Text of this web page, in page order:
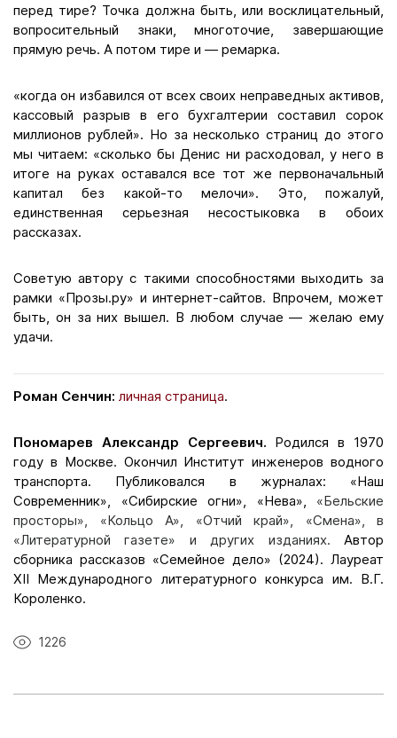
перед тире? Точка должна быть, или восклицательный,
вопросительный знаки, многоточие, завершающие
прямую речь. А потом тире и — ремарка.
«когда он избавился от всех своих неправедных активов,
кассовый разрыв в его бухгалтерии составил сорок
миллионов рублей». Но за несколько страниц до этого
мы читаем: «сколько бы Денис ни расходовал, у него в
итоге на руках оставался все тот же первоначальный
капитал без какой-то мелочи». Это, пожалуй,
единственная серьезная несостыковка в обоих
рассказах.
Советую автору с такими способностями выходить за
рамки «Прозы.ру» и интернет-сайтов. Впрочем, может
быть, он за них вышел. В любом случае — желаю ему
удачи.
Роман Сенчин: личная страница.
Пономарев Александр Сергеевич. Родился в 1970
году в Москве. Окончил Институт инженеров водного
транспорта. Публиковался в журналах: «Наш
Современник», «Сибирские огни», «Нева», «Бельские
просторы», «Кольцо А», «Отчий край», «Смена», в
«Литературной газете» и других изданиях. Автор
сборника рассказов «Семейное дело» (2024). Лауреат
ХII Международного литературного конкурса им. В.Г.
Короленко.
1226